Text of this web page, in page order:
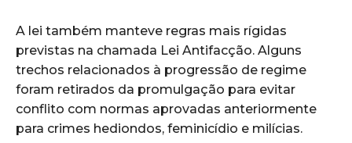
A lei também manteve regras mais rígidas
previstas na chamada Lei Antifacção. Alguns
trechos relacionados à progressão de regime
foram retirados da promulgação para evitar
conflito com normas aprovadas anteriormente
para crimes hediondos, feminicídio e milícias.